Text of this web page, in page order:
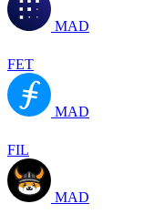
MAD
FET
MAD
FIL
MAD